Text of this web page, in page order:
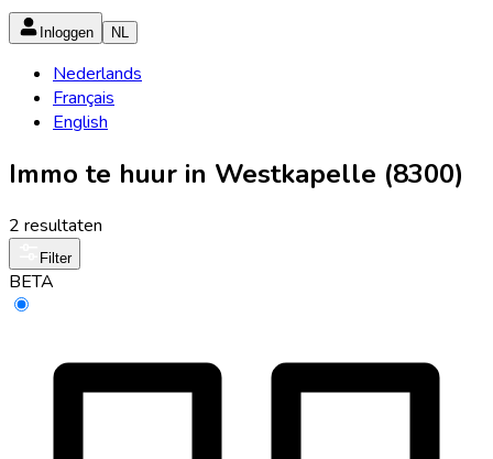
Inloggen NL
Nederlands
Français
English
Immo te huur in Westkapelle (8300)
2 resultaten
Filter
BETA